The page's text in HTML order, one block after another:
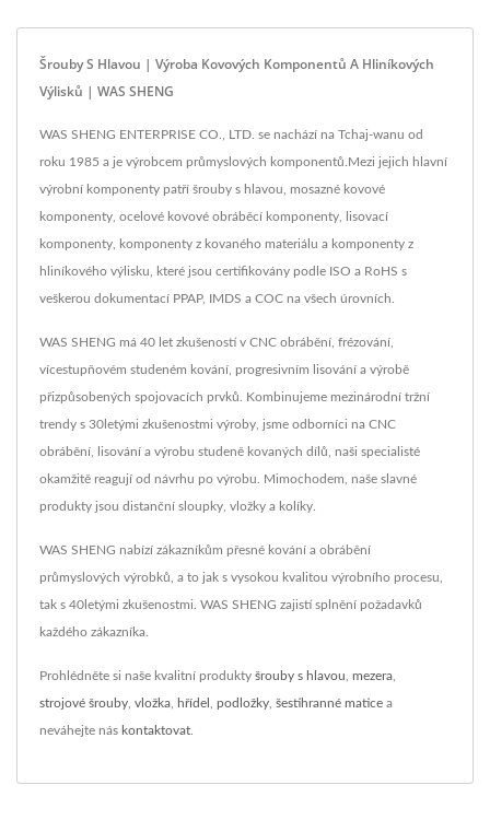
Šrouby S Hlavou | Výroba Kovových Komponentů A Hliníkových
Výlisků | WAS SHENG
WAS SHENG ENTERPRISE CO., LTD. se nachází na Tchaj-wanu od
roku 1985 a je výrobcem průmyslových komponentů.Mezi jejich hlavní
výrobní komponenty patří šrouby s hlavou, mosazné kovové
komponenty, ocelové kovové obráběcí komponenty, lisovací
komponenty, komponenty z kovaného materiálu a komponenty z
hliníkového výlisku, které jsou certifikovány podle ISO a RoHS s
veškerou dokumentací PPAP, IMDS a COC na všech úrovních.
WAS SHENG má 40 let zkušeností v CNC obrábění, frézování,
vícestupňovém studeném kování, progresivním lisování a výrobě
přizpůsobených spojovacích prvků. Kombinujeme mezinárodní tržní
trendy s 30letými zkušenostmi výroby, jsme odborníci na CNC
obrábění, lisování a výrobu studeně kovaných dílů, naši specialisté
okamžitě reagují od návrhu po výrobu. Mimochodem, naše slavné
produkty jsou distanční sloupky, vložky a kolíky.
WAS SHENG nabízí zákazníkům přesné kování a obrábění
průmyslových výrobků, a to jak s vysokou kvalitou výrobního procesu,
tak s 40letými zkušenostmi. WAS SHENG zajistí splnění požadavků
každého zákazníka.
Prohlédněte si naše kvalitní produkty šrouby s hlavou mezera
strojové šrouby vložka hřídel podložky šestihranné matice a
neváhejte nás kontaktovat